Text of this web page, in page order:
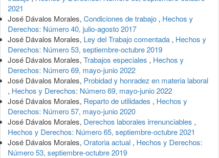
2021
José Dávalos Morales, Condiciones de trabajo , Hechos y
Derechos: Número 40, julio-agosto 2017
José Dávalos Morales, Ley del Trabajo comentada , Hechos y
Derechos: Número 53, septiembre-octubre 2019
José Dávalos Morales, Trabajos especiales , Hechos y
Derechos: Número 69, mayo-junio 2022
José Dávalos Morales, Probidad y honradez en materia laboral
, Hechos y Derechos: Número 69, mayo-junio 2022
José Dávalos Morales, Reparto de utilidades , Hechos y
Derechos: Número 57, mayo-junio 2020
José Dávalos Morales, Derechos laborales irrenunciables ,
Hechos y Derechos: Número 65, septiembre-octubre 2021
José Dávalos Morales, Oratoria actual , Hechos y Derechos:
Número 53, septiembre-octubre 2019